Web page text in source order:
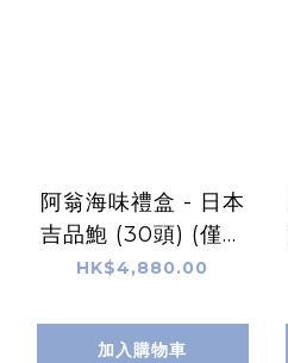
阿翁海味禮盒 - 日本
吉品鮑 (30頭) (僅在
商店有售)
HK$4,880.00
加入購物車